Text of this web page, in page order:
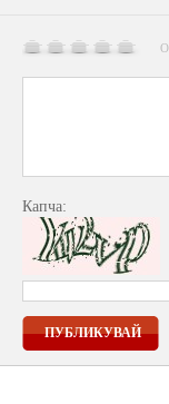
Капча:
ПУБЛИКУВАЙ